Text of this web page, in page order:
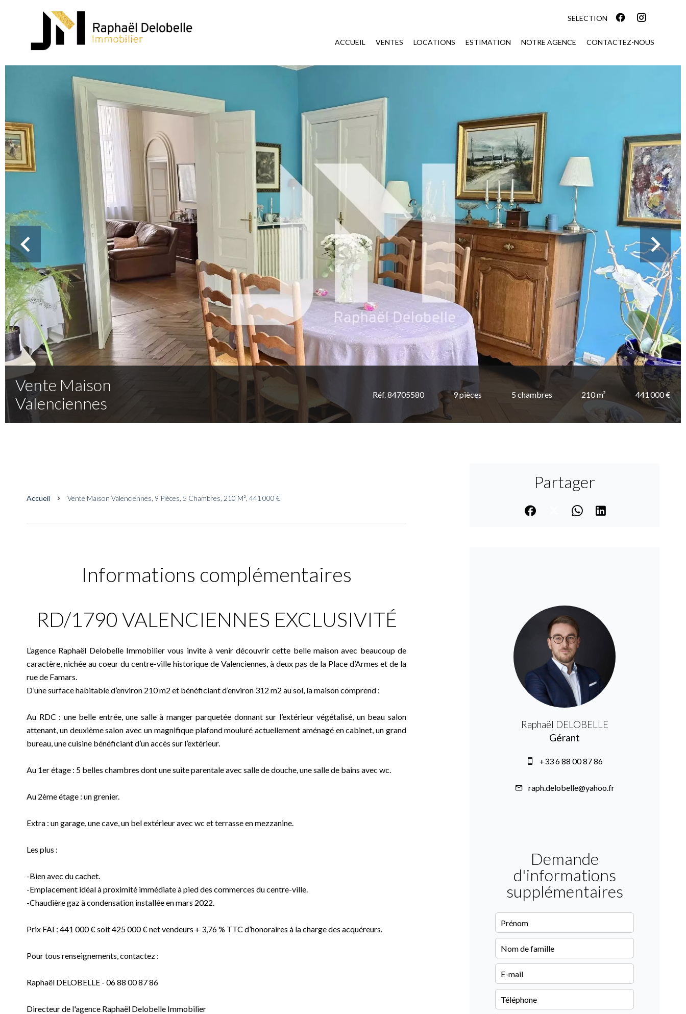
SELECTION
ACCUEIL VENTES LOCATIONS ESTIMATION NOTRE AGENCE CONTACTEZ-NOUS
Vente Maison
Valenciennes
Réf. 84705580 9 pièces 5 chambres 210 m² 441 000 €
Accueil Vente Maison Valenciennes, 9 Pièces, 5 Chambres, 210 M², 441 000 €
Informations complémentaires
RD/1790 VALENCIENNES EXCLUSIVITÉ
L’agence Raphaël Delobelle Immobilier vous invite à venir découvrir cette belle maison avec beaucoup de
caractère, nichée au coeur du centre-ville historique de Valenciennes, à deux pas de la Place d’Armes et de la
rue de Famars.
D’une surface habitable d’environ 210 m2 et bénéficiant d’environ 312 m2 au sol, la maison comprend :
Au RDC : une belle entrée, une salle à manger parquetée donnant sur l’extérieur végétalisé, un beau salon
attenant, un deuxième salon avec un magnifique plafond mouluré actuellement aménagé en cabinet, un grand
bureau, une cuisine bénéficiant d’un accès sur l’extérieur.
Au 1er étage : 5 belles chambres dont une suite parentale avec salle de douche, une salle de bains avec wc.
Au 2ème étage : un grenier.
Extra : un garage, une cave, un bel extérieur avec wc et terrasse en mezzanine.
Les plus :
-Bien avec du cachet.
-Emplacement idéal à proximité immédiate à pied des commerces du centre-ville.
-Chaudière gaz à condensation installée en mars 2022.
Prix FAI : 441 000 € soit 425 000 € net vendeurs + 3,76 % TTC d’honoraires à la charge des acquéreurs.
Pour tous renseignements, contactez :
Raphaël DELOBELLE - 06 88 00 87 86
Directeur de l'agence Raphaël Delobelle Immobilier
Partager
Raphaël DELOBELLE
Gérant
+33 6 88 00 87 86
raph.delobelle@yahoo.fr
Demande
d'informations
supplémentaires